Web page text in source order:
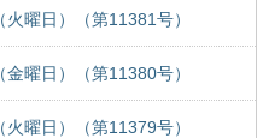
曜日）（第11381号）
曜日）（第11380号）
曜日）（第11379号）